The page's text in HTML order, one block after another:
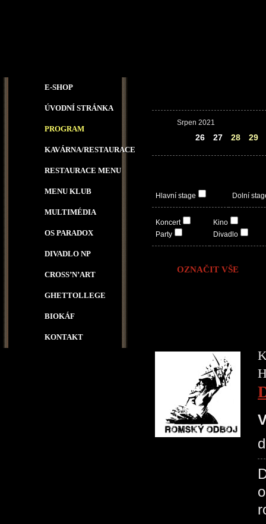
E-SHOP
ÚVODNÍ STRÁNKA
PROGRAM
KAVÁRNA/RESTAURACE
RESTAURACE MENU
MENU KLUB
MULTIMÉDIA
OS PARADOX
DIVADLO NP
CROSS’N’ART
GHETTOLLEGE
BIOKÁF
KONTAKT
Srpen 2021
26 27 28 29
Hlavní stage Dolní
Koncert
Party
Kino
Divadlo
OZNAČIT VŠE